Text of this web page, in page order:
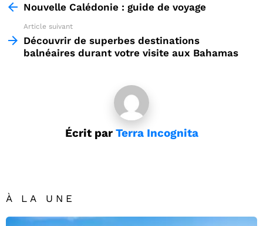
moreNouvelle Calédonie : guide de voyage
Article suivant
Découvrir de superbes destinations
balnéaires durant votre visite aux Bahamas
Écrit par Terra Incognita
À LA UNE